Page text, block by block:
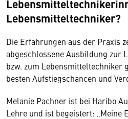
Lebensmitteltechniker?
Die Erfahrungen aus der Praxis
abgeschlossene Ausbildung zur
bzw. zum Lebensmitteltechniker
besten Aufstiegschancen und
Melanie Pachner ist bei Haribo
Lehre und ist begeistert: „Meine